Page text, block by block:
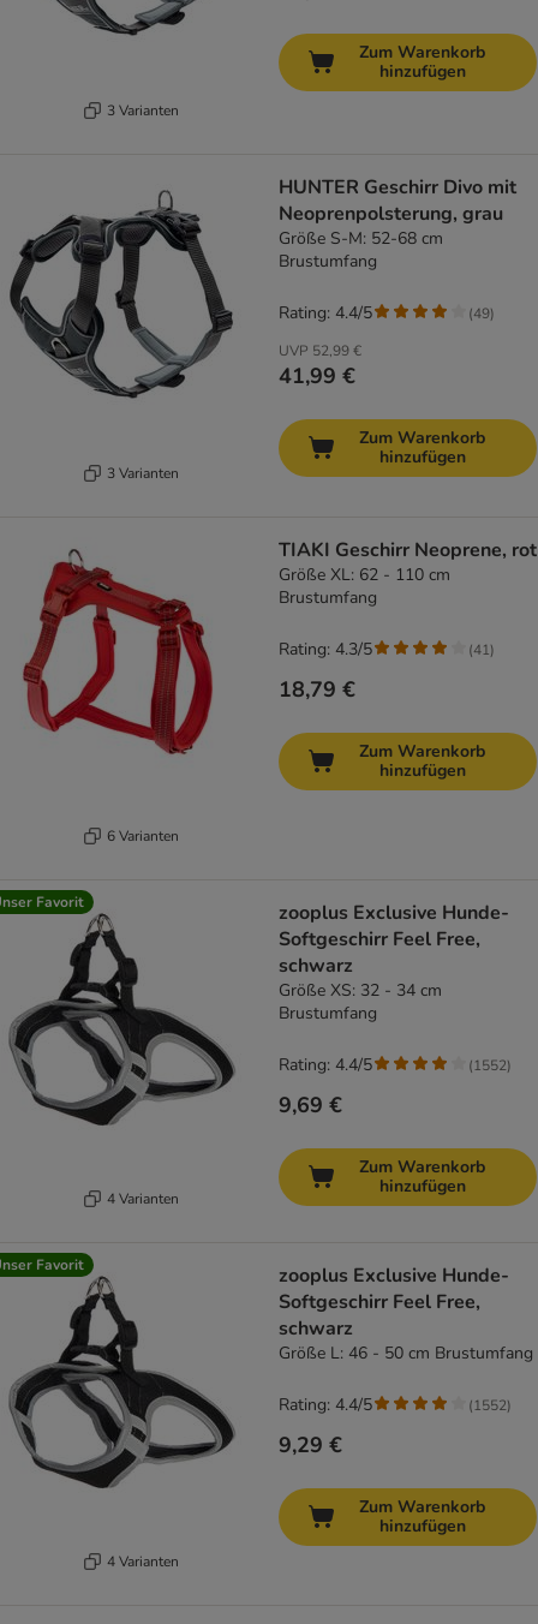
3 Varianten
Zum Warenkorb
hinzufügen
3 Varianten
HUNTER Geschirr Divo mit
Neoprenpolsterung, grau
Größe S-M: 52-68 cm
Brustumfang
UVP 52,99 €
41,99 €
Rating: 4.4/5 (49)
Zum Warenkorb
hinzufügen
6 Varianten
TIAKI Geschirr Neoprene, rot
Größe XL: 62 - 110 cm
Brustumfang
18,79 €
Rating: 4.3/5 (41)
Zum Warenkorb
hinzufügen
Favorit
4 Varianten
zooplus Exclusive Hunde-
Softgeschirr Feel Free,
schwarz
Größe XS: 32 - 34 cm
Brustumfang
9,69 €
Rating: 4.4/5 (1552)
Zum Warenkorb
hinzufügen
Favorit
4 Varianten
zooplus Exclusive Hunde-
Softgeschirr Feel Free,
schwarz
Größe L: 46 - 50 cm Brustumfang
9,29 €
Rating: 4.4/5 (1552)
Zum Warenkorb
hinzufügen